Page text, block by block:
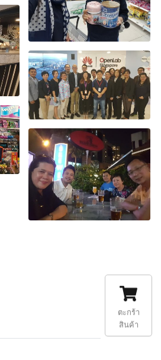
ตะกร้า
สินค้า